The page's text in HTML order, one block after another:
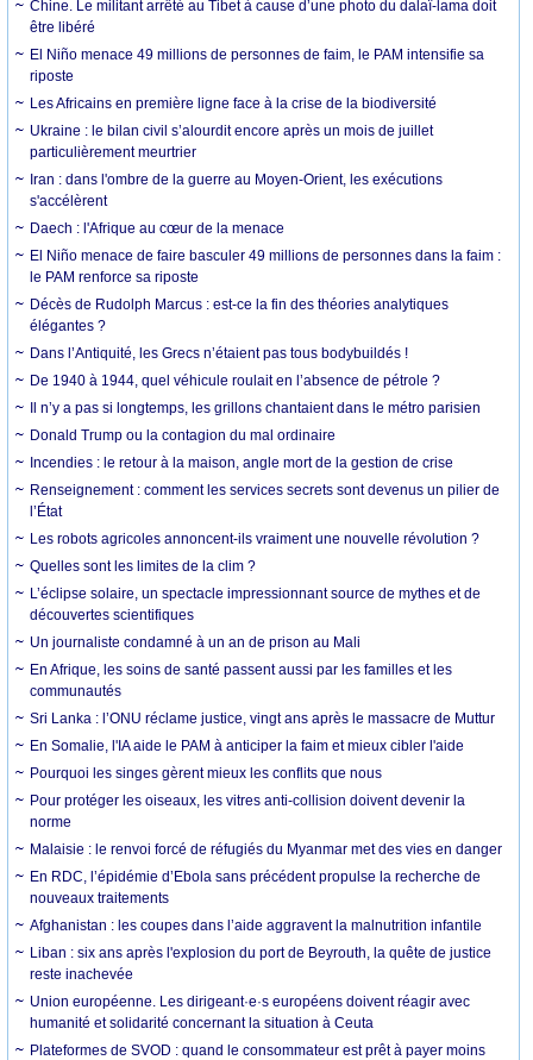
Chine. Le militant arrêté au Tibet à cause d’une photo du dalaï-lama doit
être libéré
El Niño menace 49 millions de personnes de faim, le PAM intensifie sa
riposte
Les Africains en première ligne face à la crise de la biodiversité
Ukraine : le bilan civil s’alourdit encore après un mois de juillet
particulièrement meurtrier
Iran : dans l'ombre de la guerre au Moyen-Orient, les exécutions
s'accélèrent
Daech : l'Afrique au cœur de la menace
El Niño menace de faire basculer 49 millions de personnes dans la faim :
le PAM renforce sa riposte
Décès de Rudolph Marcus : est-ce la fin des théories analytiques
élégantes ?
Dans l’Antiquité, les Grecs n’étaient pas tous bodybuildés !
De 1940 à 1944, quel véhicule roulait en l’absence de pétrole ?
Il n’y a pas si longtemps, les grillons chantaient dans le métro parisien
Donald Trump ou la contagion du mal ordinaire
Incendies : le retour à la maison, angle mort de la gestion de crise
Renseignement : comment les services secrets sont devenus un pilier de
l’État
Les robots agricoles annoncent-ils vraiment une nouvelle révolution ?
Quelles sont les limites de la clim ?
L’éclipse solaire, un spectacle impressionnant source de mythes et de
découvertes scientifiques
Un journaliste condamné à un an de prison au Mali
En Afrique, les soins de santé passent aussi par les familles et les
communautés
Sri Lanka : l’ONU réclame justice, vingt ans après le massacre de Muttur
En Somalie, l'IA aide le PAM à anticiper la faim et mieux cibler l'aide
Pourquoi les singes gèrent mieux les conflits que nous
Pour protéger les oiseaux, les vitres anti-collision doivent devenir la
norme
Malaisie : le renvoi forcé de réfugiés du Myanmar met des vies en danger
En RDC, l’épidémie d’Ebola sans précédent propulse la recherche de
nouveaux traitements
Afghanistan : les coupes dans l’aide aggravent la malnutrition infantile
Liban : six ans après l'explosion du port de Beyrouth, la quête de justice
reste inachevée
Union européenne. Les dirigeant·e·s européens doivent réagir avec
humanité et solidarité concernant la situation à Ceuta
Plateformes de SVOD : quand le consommateur est prêt à payer moins